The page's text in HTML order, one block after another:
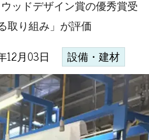
ッドデザイン賞の優秀賞受
取り組み」が評価
12月03日 設備・建材